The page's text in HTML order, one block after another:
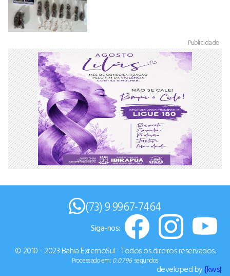
Publicidade
(73) 9 9967-7464
© 2010 - 2023 Bahia ExremoSul - Todos os direiros reservados.
Processado em: 0.0796 segundos
Siga-nos:
developed by{kws}